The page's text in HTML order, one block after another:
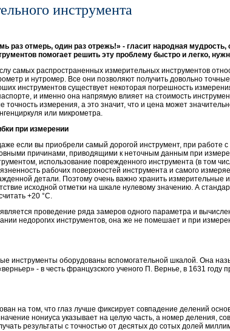
инструмента
раз отмерь, один раз отрежь!» - гласит народная
помогает решить эту проблему быстро и легко,
самых распространенных измерительных инструментов
и нутромер. Все они позволяют получить довольно
инструментов существует некоторая погрешность
и именно она напрямую влияет на стоимость
точность измерения, а это значит, что и цена может
или микрометра.
при измерении
если вы приобрели самый дорогой инструмент, при работе
причинами, приводящими к неточным данным при
использование поврежденного инструмента (в том
рабочих поверхностей инструмента и самого
детали. Поэтому очень важно хранить
исходной отметки на шкале нулевому значению. А
+20 °С.
проведение ряда замеров одного параметра и
недорогих инструментов, она же не помешает и при
инструменты оборудованы вспомогательной шкалой. Она
- в честь французского ученого П. Вернье, в 1631
на том, что глаз лучше фиксирует совпадение делений
нониуса указывает на целую часть, а номер деления,
результаты с точностью от десятых до сотых долей